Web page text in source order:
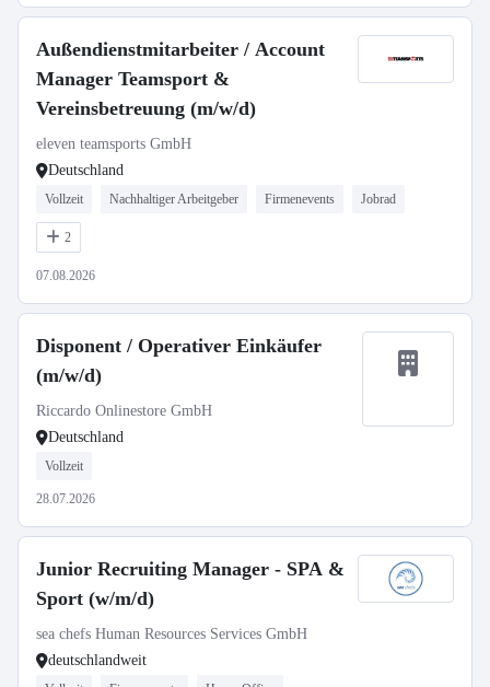
Außendienstmitarbeiter / Account
Manager Teamsport &
Vereinsbetreuung (m/w/d)
eleven teamsports GmbH
Deutschland
Vollzeit Nachhaltiger Arbeitgeber Firmenevents Jobrad
2
07.08.2026
Disponent / Operativer Einkäufer
(m/w/d)
Riccardo Onlinestore GmbH
Deutschland
Vollzeit
28.07.2026
Junior Recruiting Manager - SPA &
Sport (w/m/d)
sea chefs Human Resources Services GmbH
deutschlandweit